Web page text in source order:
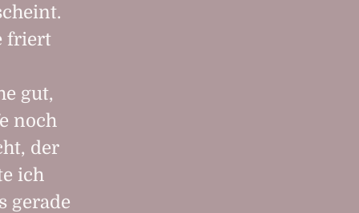
friert
gut,
noch
der
ich
gerade